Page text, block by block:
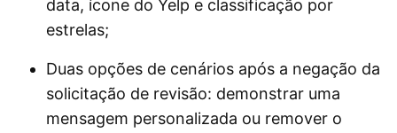
data, ícone do Yelp e classificação por
estrelas;
Duas opções de cenários após a negação da
solicitação de revisão: demonstrar uma
mensagem personalizada ou remover o